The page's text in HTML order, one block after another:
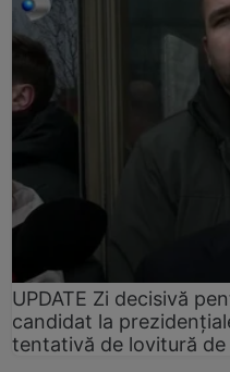
UPDATE Zi decisivă
candidat la
tentativă de lovitură